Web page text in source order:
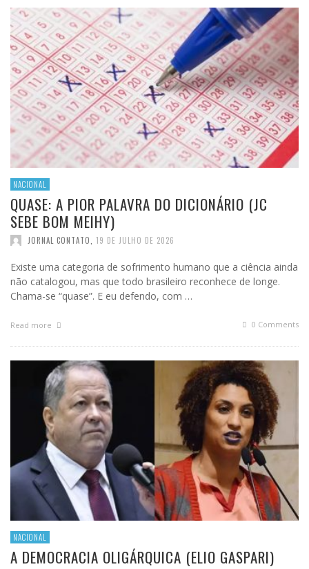
NACIONAL
QUASE: A PIOR PALAVRA DO DICIONÁRIO (JC
SEBE BOM MEIHY)
JORNAL CONTATO, 19 DE JULHO DE 2026
Existe uma categoria de sofrimento humano que a ciência ainda
não catalogou, mas que todo brasileiro reconhece de longe.
Chama-se “quase”. E eu defendo, com …
Read more 0 Comments
NACIONAL
A DEMOCRACIA OLIGÁRQUICA (ELIO GASPARI)